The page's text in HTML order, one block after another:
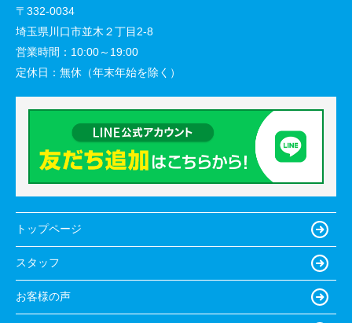
〒332-0034
埼玉県川口市並木２丁目2-8
営業時間： 10:00～19:00
定休日： 無休（年末年始を除く）
トップページ
スタッフ
お客様の声